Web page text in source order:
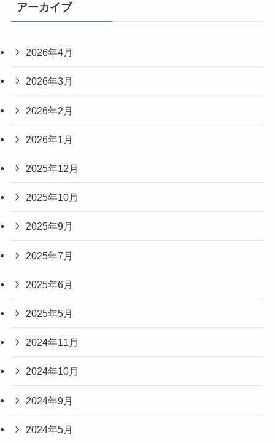
アーカイブ
2026年4月
2026年3月
2026年2月
2026年1月
2025年12月
2025年10月
2025年9月
2025年7月
2025年6月
2025年5月
2024年11月
2024年10月
2024年9月
2024年5月